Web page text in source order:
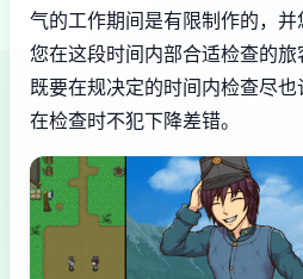
气的工作期间是有限制作的，
您在这段时间内部合适检查的
既要在规决定的时间内检查尽
在检查时不犯下降差错。